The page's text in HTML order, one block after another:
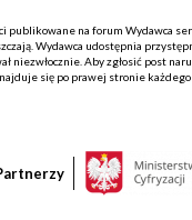
publikowane na forum Wydawca
Wydawca udostępnia
niezwłocznie. Aby zgłosić post
się po prawej stronie każdego